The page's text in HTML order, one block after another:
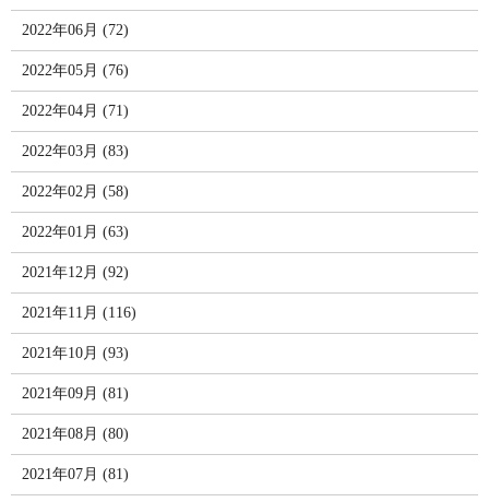
2022年06月 (72)
2022年05月 (76)
2022年04月 (71)
2022年03月 (83)
2022年02月 (58)
2022年01月 (63)
2021年12月 (92)
2021年11月 (116)
2021年10月 (93)
2021年09月 (81)
2021年08月 (80)
2021年07月 (81)